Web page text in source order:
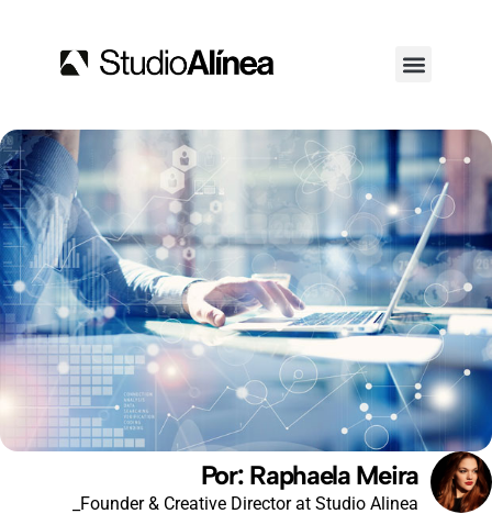
Por: Raphaela Meira
_Founder & Creative Director at Studio Alinea